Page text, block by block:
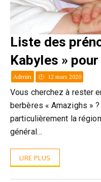
Liste des
Kabyles »
Admin 12 mars 2020
Vous cherchez à rester
berbères « Amazighs »
particulièrement la
général…
LIRE PLUS